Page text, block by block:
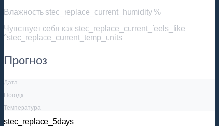
Влажность stec_replace_current_humidity %
Чувствует себя как stec_replace_current_feels_like
°stec_replace_current_temp_units
Прогноз
Дата
Погода
Температура
stec_replace_5days